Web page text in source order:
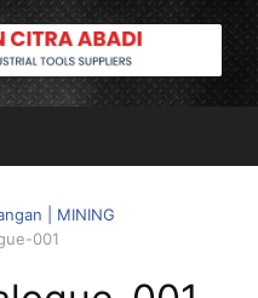
| MINING
001